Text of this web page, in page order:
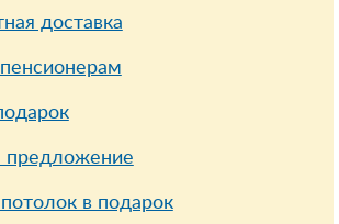
доставка
в подарок